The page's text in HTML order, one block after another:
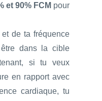
et 90% FCM pour
de ta fréquence
dans la cible
si tu veux
en rapport avec
cardiaque, tu